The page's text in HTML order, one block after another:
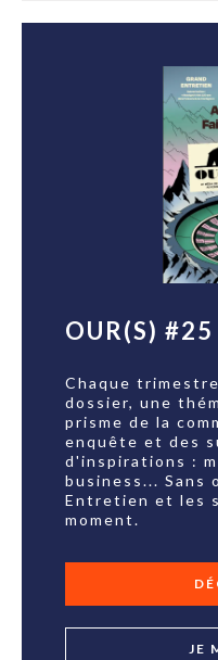
OUR(S)
Chaque
dossier, une
prisme de la
enquête et des
d'inspirations :
business... Sans
Entretien et les
moment.
JE